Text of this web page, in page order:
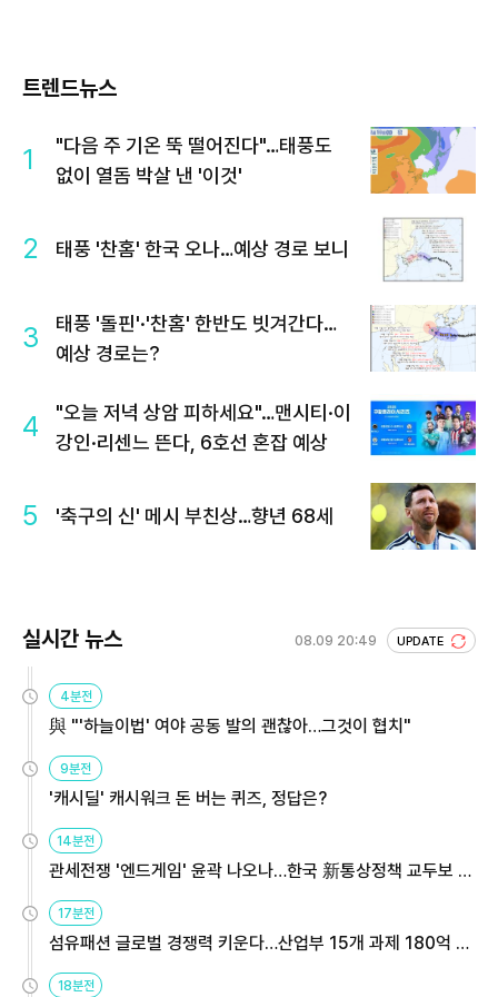
트렌드뉴스
1
"다음 주 기온 뚝 떨어진다"…태풍도
없이 열돔 박살 낸 '이것'
2 태풍 '찬홈' 한국 오나…예상 경로 보니
3
태풍 '돌핀'·'찬홈' 한반도 빗겨간다…
예상 경로는?
4
"오늘 저녁 상암 피하세요"…맨시티·이
강인·리센느 뜬다, 6호선 혼잡 예상
5 '축구의 신' 메시 부친상…향년 68세
실시간 뉴스 08.09 20:49 UPDATE
4분전
與 "'하늘이법' 여야 공동 발의 괜찮아…그것이 협치"
9분전
'캐시딜' 캐시워크 돈 버는 퀴즈, 정답은?
14분전
관세전쟁 '엔드게임' 윤곽 나오나…한국 新통상정책 교두보 활
용해야
17분전
섬유패션 글로벌 경쟁력 키운다…산업부 15개 과제 180억 지
원
18분전